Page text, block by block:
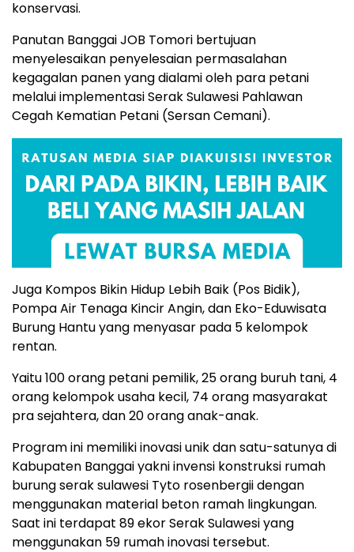
konservasi.
Panutan Banggai JOB Tomori bertujuan
menyelesaikan penyelesaian permasalahan
kegagalan panen yang dialami oleh para petani
melalui implementasi Serak Sulawesi Pahlawan
Cegah Kematian Petani (Sersan Cemani).
Juga Kompos Bikin Hidup Lebih Baik (Pos Bidik),
Pompa Air Tenaga Kincir Angin, dan Eko-Eduwisata
Burung Hantu yang menyasar pada 5 kelompok
rentan.
Yaitu 100 orang petani pemilik, 25 orang buruh tani, 4
orang kelompok usaha kecil, 74 orang masyarakat
pra sejahtera, dan 20 orang anak-anak.
Program ini memiliki inovasi unik dan satu-satunya di
Kabupaten Banggai yakni invensi konstruksi rumah
burung serak sulawesi Tyto rosenbergii dengan
menggunakan material beton ramah lingkungan.
Saat ini terdapat 89 ekor Serak Sulawesi yang
menggunakan 59 rumah inovasi tersebut.